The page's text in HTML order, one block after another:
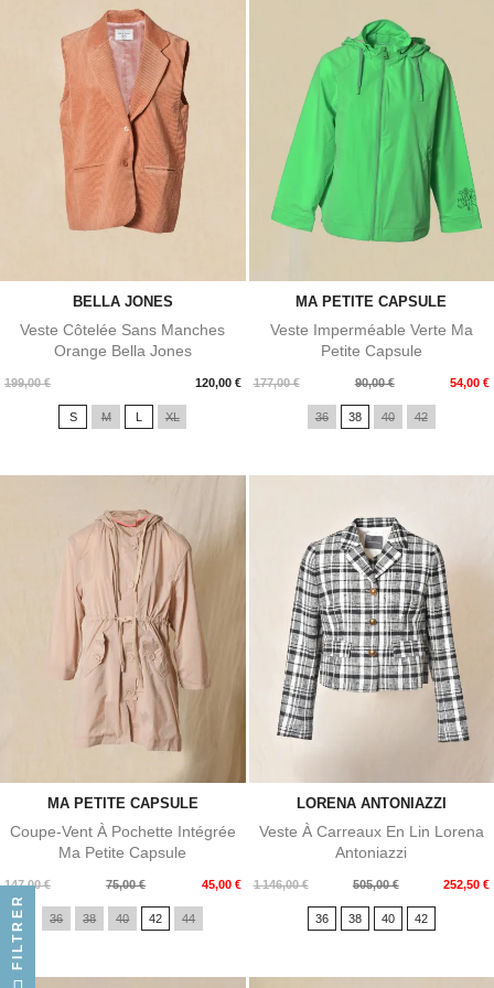
BELLA JONES
Veste Côtelée Sans Manches
Orange Bella Jones
199,00 € 120,00 €
Prix
S M L XL
MA PETITE CAPSULE
Veste Imperméable Verte Ma
Petite Capsule
177,00 €
Prix
90,00 € 54,00 €
Prix
36 38 40 42
MA PETITE CAPSULE
Coupe-Vent À Pochette Intégrée
Ma Petite Capsule
147,00 €
Prix
de
base
75,00 € 45,00 €
Prix
36 38 40 42 44
LORENA ANTONIAZZI
Veste À Carreaux En Lin Lorena
Antoniazzi
1 146,00 €
Prix
505,00 € 252,50 €
Prix
36 38 40 42
FILTRER